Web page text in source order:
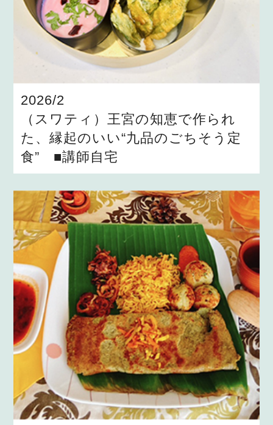
2026/2
（スワティ）王宮の知恵で作られ
た、縁起のいい“九品のごちそう定
食” ■講師自宅